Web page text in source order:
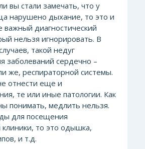
вы стали замечать, что у
нарушено дыхание, то это и
важный диагностический
нельзя игнорировать. В
такой недуг
заболеваний сердечно –
же, респираторной системы.
отнести еще и
те или иные патологии. Как
понимать, медлить нельзя.
для посещения
то это одышка,
и т.д.